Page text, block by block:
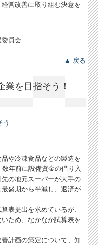
営改善に取り組む決意を
員会
▲ 戻る
業を目指そう！
や冷凍食品などの製造を
年前に設備資金の借り入
の地元スーパーが大手の
盛期から半減し、返済が
表提出を求めているが、
ため、なかなか試算表を
計画の策定について、知